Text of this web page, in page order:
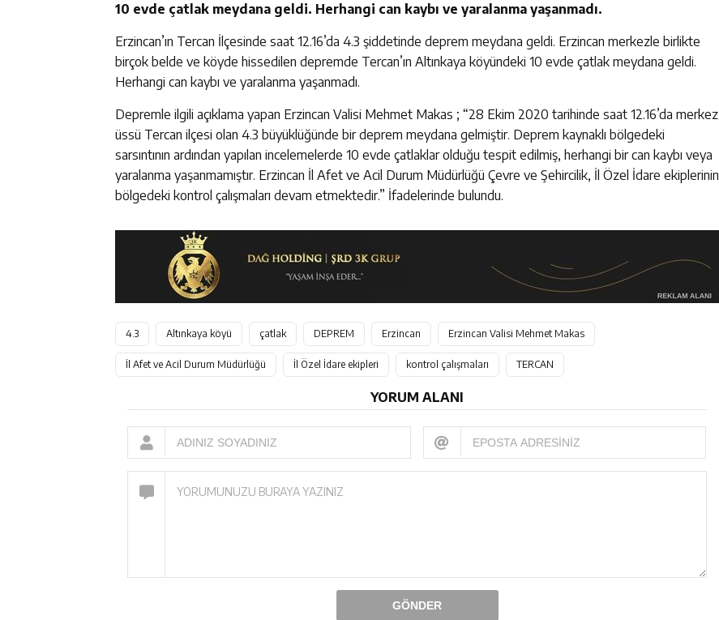
10 evde çatlak meydana geldi. Herhangi can kaybı ve yaralanma yaşanmadı.
Erzincan’ın Tercan İlçesinde saat 12.16’da 4.3 şiddetinde deprem meydana geldi. Erzincan merkezle birlikte
birçok belde ve köyde hissedilen depremde Tercan’ın Altınkaya köyündeki 10 evde çatlak meydana geldi.
Herhangi can kaybı ve yaralanma yaşanmadı.
Depremle ilgili açıklama yapan Erzincan Valisi Mehmet Makas ; “28 Ekim 2020 tarihinde saat 12.16’da merkez
üssü Tercan ilçesi olan 4.3 büyüklüğünde bir deprem meydana gelmiştir. Deprem kaynaklı bölgedeki
sarsıntının ardından yapılan incelemelerde 10 evde çatlaklar olduğu tespit edilmiş, herhangi bir can kaybı veya
yaralanma yaşanmamıştır. Erzincan İl Afet ve Acil Durum Müdürlüğü Çevre ve Şehircilik, İl Özel İdare ekiplerinin
bölgedeki kontrol çalışmaları devam etmektedir.” İfadelerinde bulundu.
4.3 Altınkaya köyü çatlak DEPREM Erzincan Erzincan Valisi Mehmet Makas
İl Afet ve Acil Durum Müdürlüğü İl Özel İdare ekipleri kontrol çalışmaları TERCAN
YORUM ALANI
GÖNDER